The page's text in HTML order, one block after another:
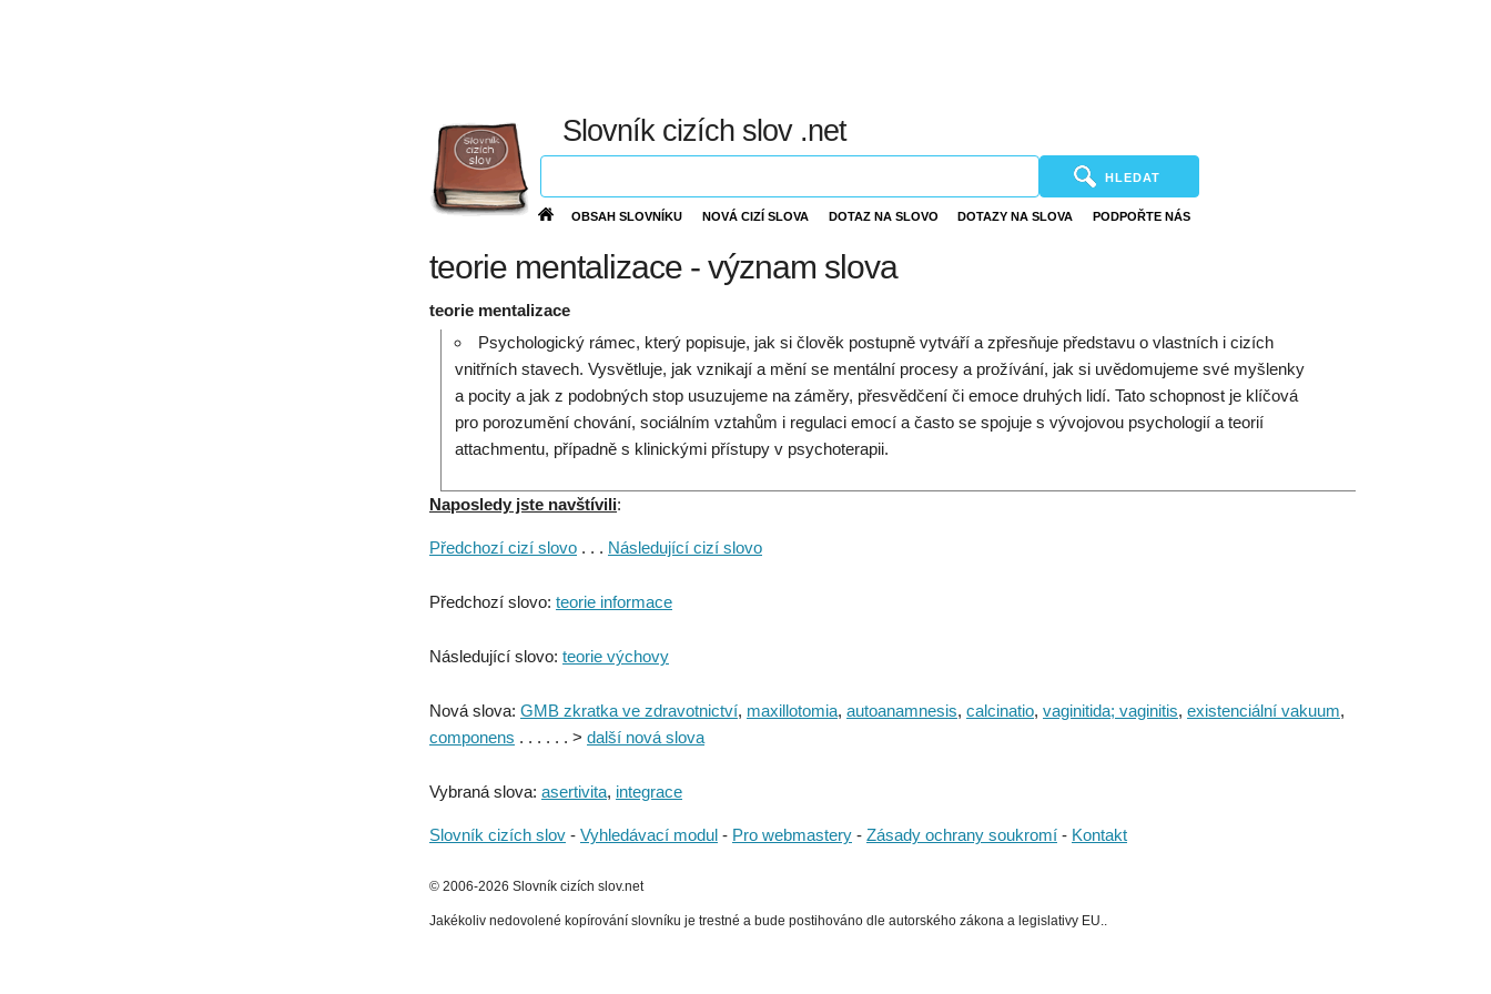
Slovník cizích slov .net
HLEDAT
OBSAH SLOVNÍKU NOVÁ CIZÍ SLOVA DOTAZ NA SLOVO DOTAZY NA SLOVA PODPOŘTE NÁS
teorie mentalizace - význam slova
teorie mentalizace
Psychologický rámec, který popisuje, jak si člověk postupně vytváří a zpřesňuje představu o vlastních i cizích
vnitřních stavech. Vysvětluje, jak vznikají a mění se mentální procesy a prožívání, jak si uvědomujeme své myšlenky
a pocity a jak z podobných stop usuzujeme na záměry, přesvědčení či emoce druhých lidí. Tato schopnost je klíčová
pro porozumění chování, sociálním vztahům i regulaci emocí a často se spojuje s vývojovou psychologií a teorií
attachmentu, případně s klinickými přístupy v psychoterapii.
Naposledy jste navštívili:
Předchozí cizí slovo . . . Následující cizí slovo
Předchozí slovo: teorie informace
Následující slovo: teorie výchovy
Nová slova: GMB zkratka ve zdravotnictví, maxillotomia, autoanamnesis, calcinatio, vaginitida; vaginitis, existenciální vakuum,
componens . . . . . . > další nová slova
Vybraná slova: asertivita, integrace
Slovník cizích slov - Vyhledávací modul - Pro webmastery - Zásady ochrany soukromí - Kontakt
© 2006-2026 Slovník cizích slov.net
Jakékoliv nedovolené kopírování slovníku je trestné a bude postihováno dle autorského zákona a legislativy EU..